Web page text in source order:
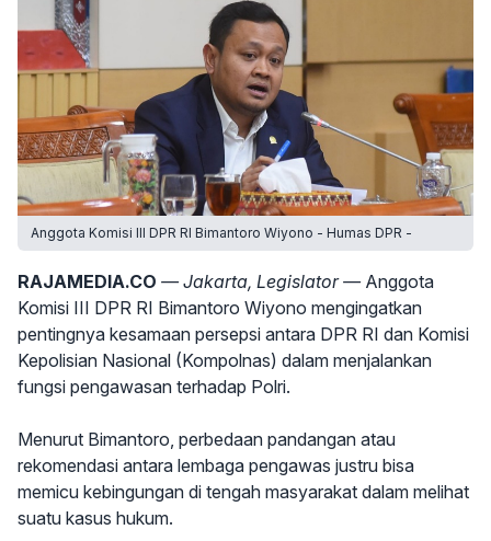
Anggota Komisi III DPR RI Bimantoro Wiyono - Humas DPR -
RAJAMEDIA.CO — Jakarta, Legislator — Anggota
Komisi III DPR RI Bimantoro Wiyono mengingatkan
pentingnya kesamaan persepsi antara DPR RI dan Komisi
Kepolisian Nasional (Kompolnas) dalam menjalankan
fungsi pengawasan terhadap Polri.
Menurut Bimantoro, perbedaan pandangan atau
rekomendasi antara lembaga pengawas justru bisa
memicu kebingungan di tengah masyarakat dalam melihat
suatu kasus hukum.